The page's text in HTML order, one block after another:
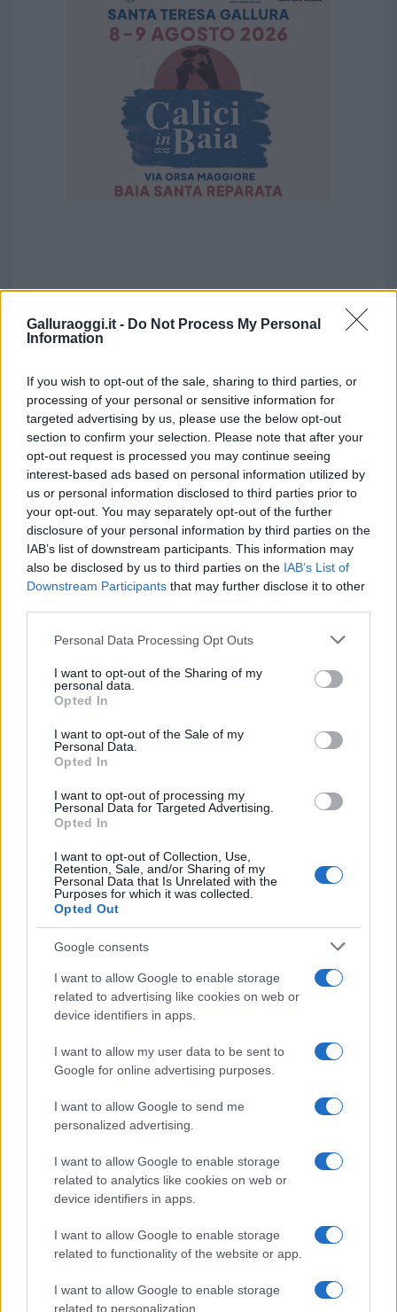
Galluraoggi.it - Do Not Process My Personal
Information
If you wish to opt-out of the sale, sharing to third parties, or
processing of your personal or sensitive information for
targeted advertising by us, please use the below opt-out
section to confirm your selection. Please note that after your
opt-out request is processed you may continue seeing
interest-based ads based on personal information utilized by
us or personal information disclosed to third parties prior to
your opt-out. You may separately opt-out of the further
disclosure of your personal information by third parties on the
IAB’s list of downstream participants. This information may
also be disclosed by us to third parties on the IAB’s List of
Downstream Participants that may further disclose it to other
Please note that this website/app uses one or more Google
not limited to your visit or usage behaviour. You may click to
grant or deny consent to Google and its third-party tags to
use your data for below specified purposes in below Google
consent section.
Personal Data Processing Opt Outs
I want to opt-out of the Sharing of my
personal data.
Opted In
I want to opt-out of the Sale of my
Personal Data.
Opted In
I want to opt-out of processing my
Personal Data for Targeted Advertising.
Opted In
I want to opt-out of Collection, Use,
Retention, Sale, and/or Sharing of my
Personal Data that Is Unrelated with the
Purposes for which it was collected.
Opted Out
Google consents
I want to allow Google to enable storage
related to advertising like cookies on web or
device identifiers in apps.
I want to allow my user data to be sent to
Google for online advertising purposes.
I want to allow Google to send me
personalized advertising.
I want to allow Google to enable storage
related to analytics like cookies on web or
device identifiers in apps.
I want to allow Google to enable storage
related to functionality of the website or app.
I want to allow Google to enable storage
related to personalization.
Nudisti
i tuoi video e le tue foto
Su WhatsApp al numero +39
345 356 7512
Notizie in tempo reale?
Entra nel canale telegram di
GalluraOggi.it
Ricevi le nostre ultime news
daGoogle News